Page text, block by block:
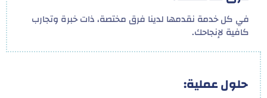
في كل خدمة نقدمها لدينا فرق مختصة، ذات خبرة وتجارب
كافية لإنجاحك.
حلول عملية: